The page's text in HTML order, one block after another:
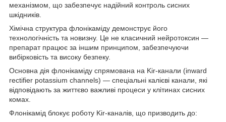
механізмом, що забезпечує надійний контроль сисних
шкідників.
Хімічна структура флонікаміду демонструє його
технологічність та новизну. Це не класичний нейротоксин —
препарат працює за іншим принципом, забезпечуючи
вибірковість та високу безпеку.
Основна дія флонікаміду спрямована на Kir-канали (inward
rectifier potassium channels) — спеціальні калієві канали, які
відповідають за життєво важливі процеси у клітинах сисних
комах.
Флонікамід блокує роботу Kir-каналів, що призводить до: